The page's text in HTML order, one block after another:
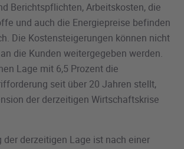
Berichtspflichten, Arbeitskosten, die
und auch die Energiepreise befinden
Die Kostensteigerungen können nicht
die Kunden weitergegeben werden.
Lage mit 6,5 Prozent die
seit über 20 Jahren stellt,
der derzeitigen Wirtschaftskrise
der derzeitigen Lage ist nach einer